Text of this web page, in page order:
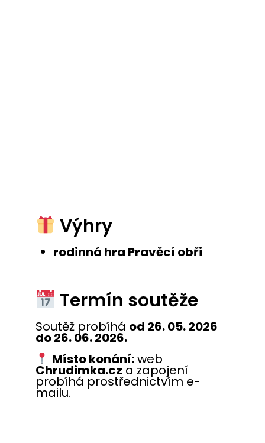
Výhry
rodinná hra Pravěcí obři
Termín soutěže
Soutěž probíhá od 26. 05. 2026
do 26. 06. 2026.
Místo konání:web
Chrudimka.cz a zapojení
probíhá prostřednictvím e-
mailu.